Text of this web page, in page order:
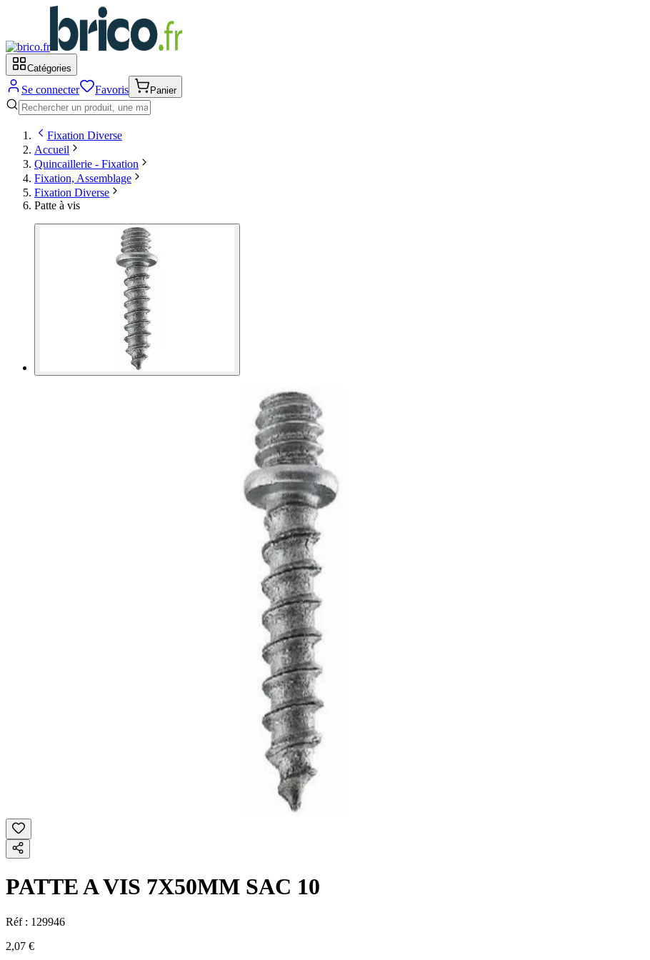
Catégories
Se connecter Favoris Panier
Fixation Diverse
Accueil
Quincaillerie - Fixation
Fixation, Assemblage
Fixation Diverse
Patte à vis
PATTE A VIS 7X50MM SAC 10
Réf : 129946
2,07 €